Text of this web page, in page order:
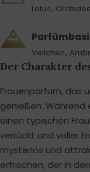
Lotus,
Veilchen,
Der Charakter
Frauenparfum, das
genießen. Während
einen typischen
verrückt und voller
mysteriös und
erfrischen, der in